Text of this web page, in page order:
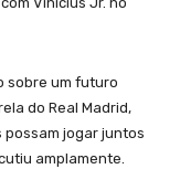
sobre um futuro
do Real Madrid,
jogar juntos
amplamente.